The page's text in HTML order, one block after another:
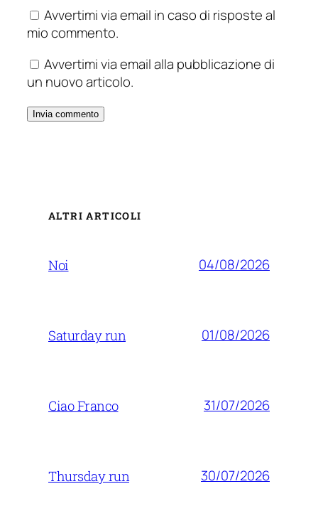
Avvertimi via email in caso di risposte al
mio commento.
Avvertimi via email alla pubblicazione di
un nuovo articolo.
ALTRI ARTICOLI
Noi 04/08/2026
Saturday run 01/08/2026
Ciao Franco 31/07/2026
Thursday run 30/07/2026